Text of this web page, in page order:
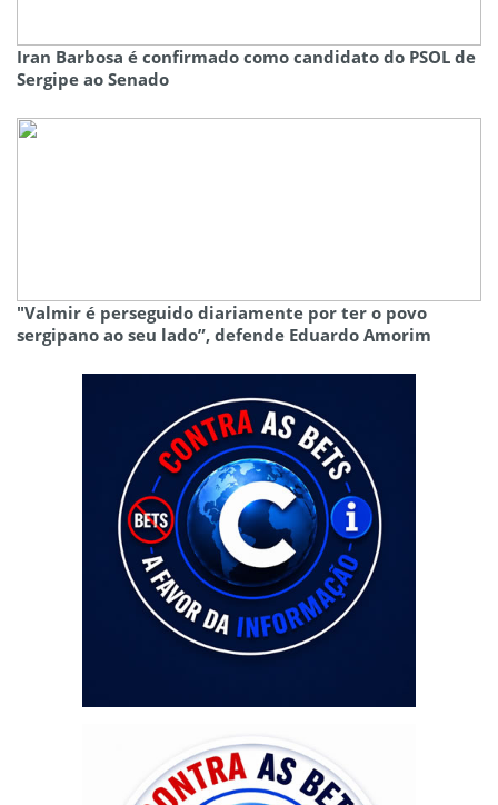
Iran Barbosa é confirmado como candidato do PSOL de
Sergipe ao Senado
"Valmir é perseguido diariamente por ter o povo
sergipano ao seu lado”, defende Eduardo Amorim